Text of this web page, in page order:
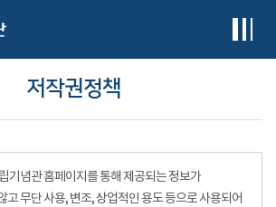
저작권정책
기념관 홈페이지를 통해 제공되는 정보가
고 무단 사용, 변조, 상업적인 용도 등으로 사용되어